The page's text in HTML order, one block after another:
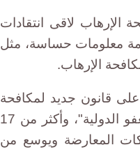
الإرهاب لاقى انتقادات
معلومات حساسة، مثل
الإرهاب.
قانون جديد لمكافحة
الإرهاب، أثار انتقادات منظمات دولية من بينها "منظمة العفو الدولية"، وأكثر من 17
المعارضة ويوسع من